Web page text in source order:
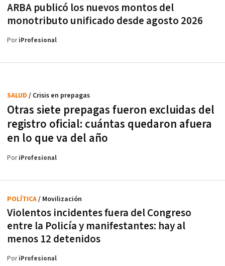
ARBA publicó los nuevos montos del
monotributo unificado desde agosto 2026
PoriProfesional
Otras siete prepagas fueron excluidas del
registro oficial: cuántas quedaron afuera
en lo que va del año
SALUD / Crisis en prepagas
PoriProfesional
Violentos incidentes fuera del Congreso
entre la Policía y manifestantes: hay al
menos 12 detenidos
POLÍTICA/ Movilización
PoriProfesional